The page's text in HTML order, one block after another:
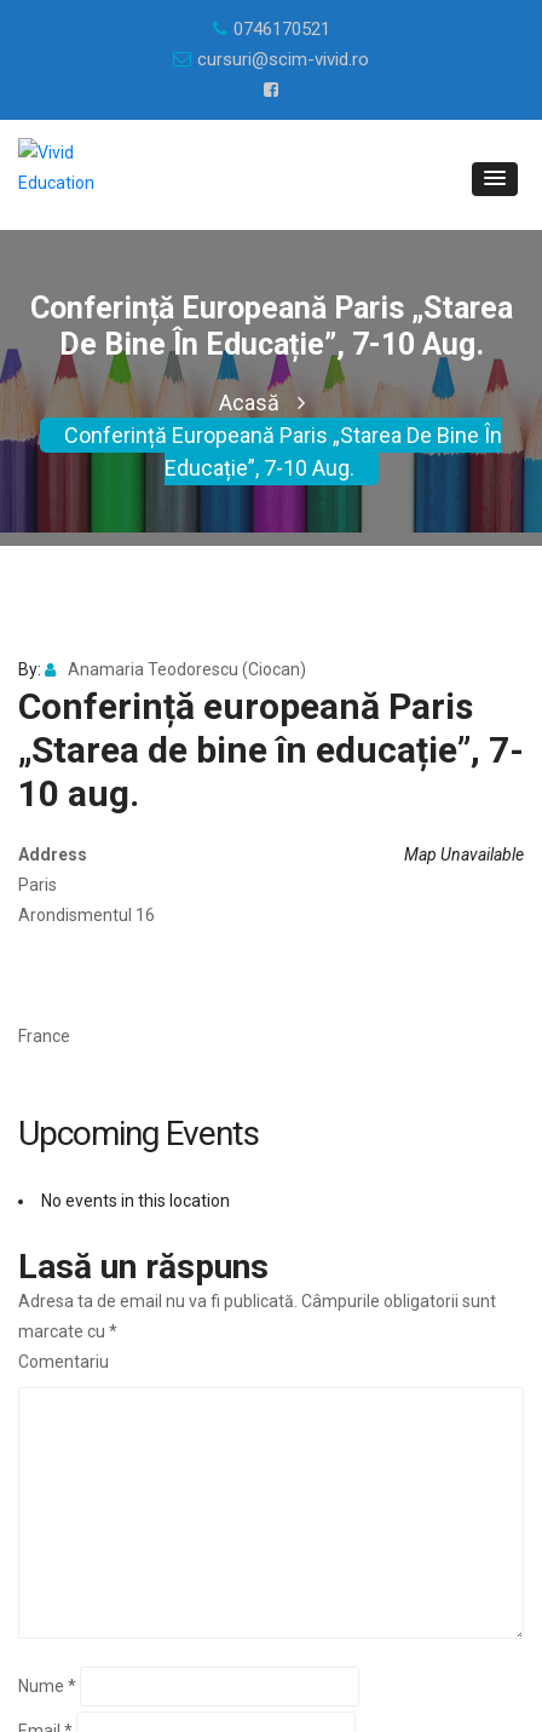
0746170521
cursuri@scim-vivid.ro
Conferință Europeană Paris „Starea
De Bine În Educație”, 7-10 Aug.
Acasă
Conferință Europeană Paris „Starea De Bine În
Educație”, 7-10 Aug.
By: Anamaria Teodorescu (Ciocan)
Conferință europeană Paris
„Starea de bine în educație”, 7-
10 aug.
Map Unavailable
Address
Paris
Arondismentul 16
France
Upcoming Events
No events in this location
Lasă un răspuns
Adresa ta de email nu va fi publicată. Câmpurile obligatorii sunt
marcate cu *
Comentariu
Nume *